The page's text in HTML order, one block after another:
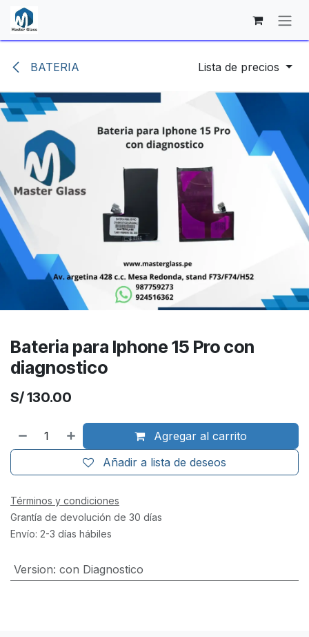
Ir al contenido
BATERIA Lista de precios
Bateria para Iphone 15 Pro con
diagnostico
S/130.00
Agregar al carrito
Añadir a lista de deseos
Términos y condiciones
Grantía de devolución de 30 días
Envío: 2-3 días hábiles
Version: con Diagnostico